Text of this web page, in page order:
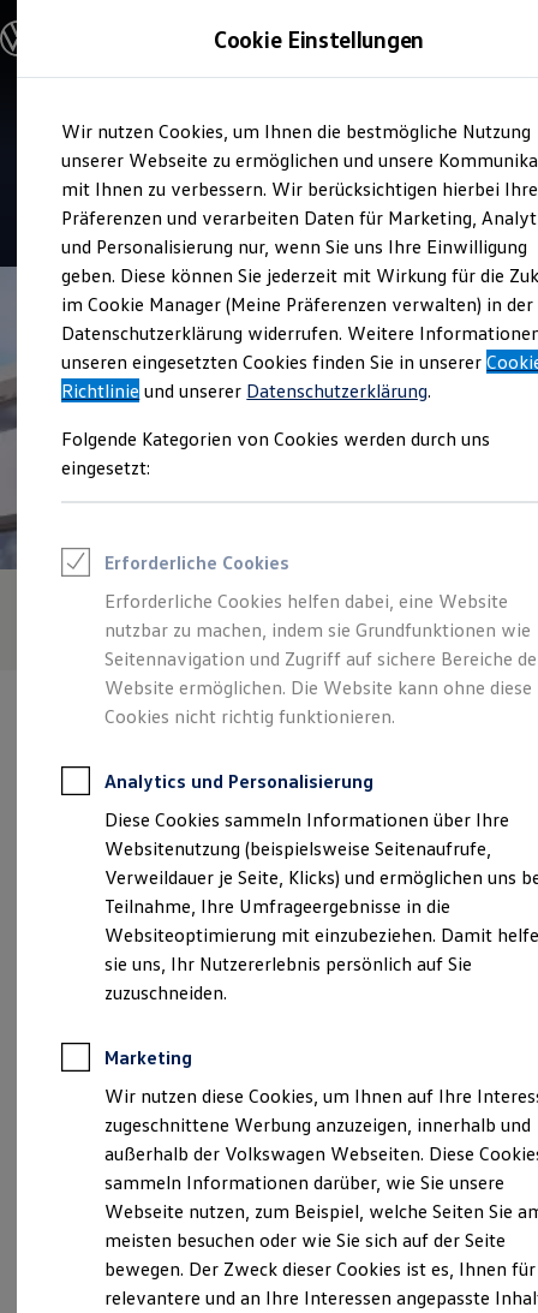
Hauptinhalt
springen
Footer
springen
Modelle und Konfigurator
Modelle vergleichen
Elektroautos
ENERGY Sondermodelle
Nutzfahrzeuge
SUV und CUV
Familienautos
Kombis
Kompaktwagen
Sportwagen
Schnell verfügbare Fahrzeuge
Angebote und Produkte
Aktuelle Angebote
E-Auto-Förderung
Volkswagen Marktplatz
Junge Gebrauchtwagen und Gebrauchtwagen
Volkswagen Zertifizierte Gebrauchtwagen
Zubehör- und Serviceangebote
Leasing
Leasing-Angebote
Gebrauchtwagen Leasing
Junge Gebrauchtwagen-Leasing
Elektroauto Leasing
Kleinwagen-Leasing
Leasing ohne Anzahlung
Finanzierung
Kfz-Versicherung
Restschuldversicherungen
Garantien
Wartungsverträge
Geschäftskunden
Professional Class bei Volkswagen
Großkunden
Behörden
Direktkunden
Sonderfahrzeuge
Anpfiff zum Gewinn
Elektroautos
ID. Tutorials
Elektrofahrzeugkonzepte
Reichweite
Reichweite der ID. Modelle
Reichweite im Winter
Laden
Laden unterwegs
Laden Zuhause
Ladestationen finden
Ladezeitensimulator
Verkauf und Service
Neubeck Automobile
4.8| 270 Bewertungen
Verantwortlich für die Inhalte auf dieser Seite ist die Neubeck
Automobile GmbH (Impressum & Rechtliches)
Landwehrstraße 34, 67346 Speyer
info@neubeck-online.de
Montag
Sonntag
Geschlossen
Ansprechpartner
Cookie Einstellungen
Wir nutzen Cookies, um Ihnen die bestmögliche Nutzung
unserer Webseite zu ermöglichen und unsere
mit Ihnen zu verbessern. Wir berücksichtigen hierbei Ihre
Präferenzen und verarbeiten Daten für Marketing,
und Personalisierung nur, wenn Sie uns Ihre Einwilligung
geben. Diese können Sie jederzeit mit Wirkung für die
im Cookie Manager (Meine Präferenzen verwalten) in der
Datenschutzerklärung widerrufen. Weitere
unseren eingesetzten Cookies finden Sie in unserer
Richtlinie und unserer Datenschutzerklärung.
Folgende Kategorien von Cookies werden durch uns
eingesetzt:
Erforderliche Cookies
Erforderliche Cookies helfen dabei, eine Website
nutzbar zu machen, indem sie Grundfunktionen wie
Seitennavigation und Zugriff auf sichere Bereiche
Website ermöglichen. Die Website kann ohne diese
Cookies nicht richtig funktionieren.
Analytics und Personalisierung
Diese Cookies sammeln Informationen über Ihre
Websitenutzung (beispielsweise Seitenaufrufe,
Verweildauer je Seite, Klicks) und ermöglichen uns
Teilnahme, Ihre Umfrageergebnisse in die
Websiteoptimierung mit einzubeziehen. Damit
sie uns, Ihr Nutzererlebnis persönlich auf Sie
zuzuschneiden.
Marketing
Wir nutzen diese Cookies, um Ihnen auf Ihre
zugeschnittene Werbung anzuzeigen, innerhalb und
außerhalb der Volkswagen Webseiten. Diese
sammeln Informationen darüber, wie Sie unsere
Webseite nutzen, zum Beispiel, welche Seiten Sie
meisten besuchen oder wie Sie sich auf der Seite
bewegen. Der Zweck dieser Cookies ist es, Ihnen für
relevantere und an Ihre Interessen angepasste